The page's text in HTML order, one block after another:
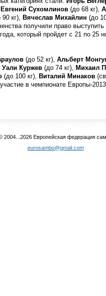
Евгений Сухомлинов (до 68 кг),
90 кг), Вячеслав Михайлин (до
получили право выступить
который пройдет с 21 по 25
(до 52 кг), Альберт
Уали Куржев (до 74 кг), Михаил
(до 100 кг), Виталий Минаков
в чемпионате Европы-
2004...2026 Европейская федерация
eurosambo@gmail.com